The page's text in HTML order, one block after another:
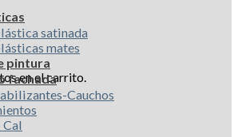
en el carrito.
satinada
mates
pintura
fachada
Cauchos
Cal